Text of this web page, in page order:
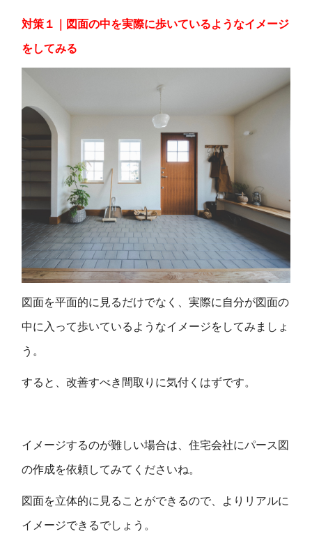
対策１｜図面の中を実際に歩いているようなイメージ
をしてみる
図面を平面的に見るだけでなく、実際に自分が図面の
中に入って歩いているようなイメージをしてみましょ
う。
すると、改善すべき間取りに気付くはずです。
イメージするのが難しい場合は、住宅会社にパース図
の作成を依頼してみてくださいね。
図面を立体的に見ることができるので、よりリアルに
イメージできるでしょう。